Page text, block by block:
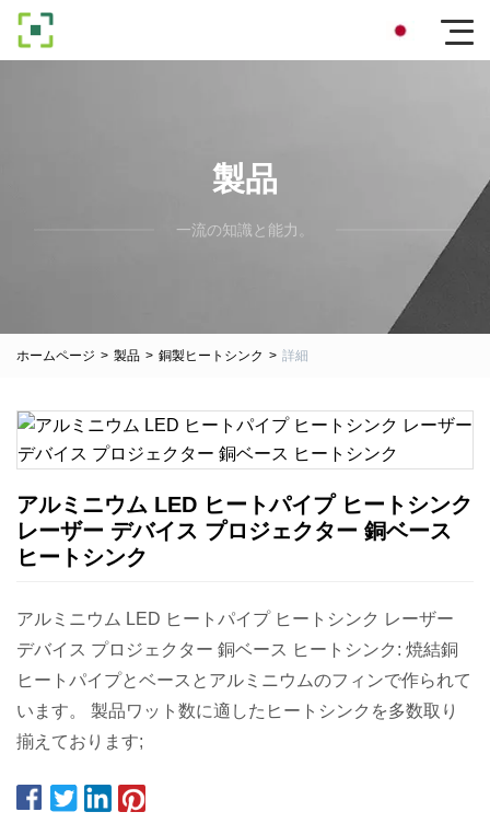
製品
一流の知識と能力。
ホームページ > 製品 > 銅製ヒートシンク > 詳細
アルミニウム LED ヒートパイプ ヒートシンク
レーザー デバイス プロジェクター 銅ベース
ヒートシンク
アルミニウム LED ヒートパイプ ヒートシンク レーザー
デバイス プロジェクター 銅ベース ヒートシンク: 焼結銅
ヒートパイプとベースとアルミニウムのフィンで作られて
います。 製品ワット数に適したヒートシンクを多数取り
揃えております;